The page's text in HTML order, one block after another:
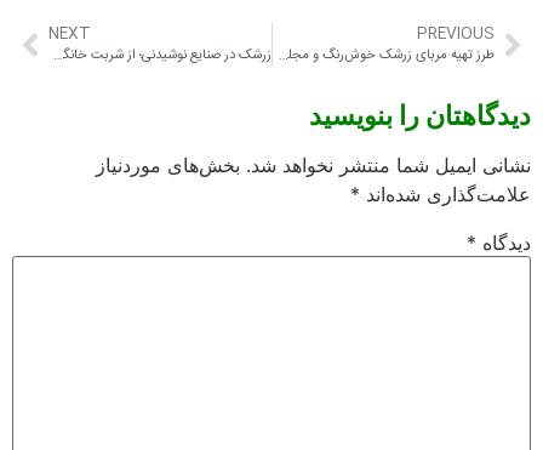
PREVIOUS
طرز تهیه مربای زرشک خوش‌رنگ و مجلسی
NEXT
زرشک در صنایع نوشیدنی؛ از شربت خانگی تا نوشیدنی‌های صنعتی
دیدگاهتان را بنویسید
نشانی ایمیل شما منتشر نخواهد شد. بخش‌های موردنیاز
علامت‌گذاری شده‌اند *
دیدگاه *